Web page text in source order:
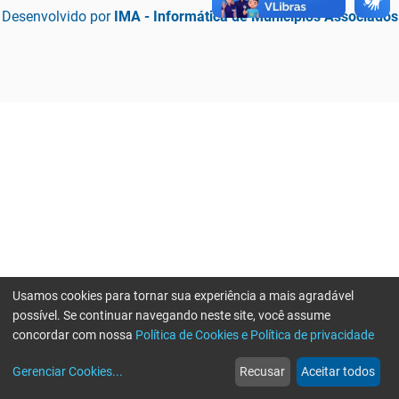
Desenvolvido por IMA - Informática de Municípios Associados
web
Notícias
more_horiz
Mais
Usamos cookies para tornar sua experiência a mais agradável
possível. Se continuar navegando neste site, você assume
concordar com nossa Política de Cookies e Política de privacidade
Gerenciar Cookies... Recusar Aceitar todos
Erro ao enviar informações, por favor tente novamente